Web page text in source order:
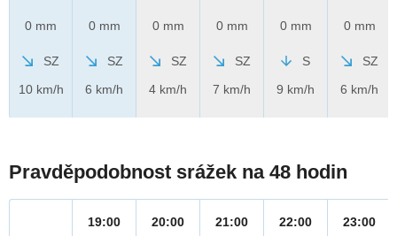
0 mm
SZ
10 km/h
0 mm
SZ
6 km/h
0 mm
SZ
4 km/h
0 mm
SZ
7 km/h
0 mm
S
9 km/h
0 mm
SZ
6 km/h
Pravděpodobnost srážek na 48 hodin
19:00
20:00
21:00
22:00
23:00